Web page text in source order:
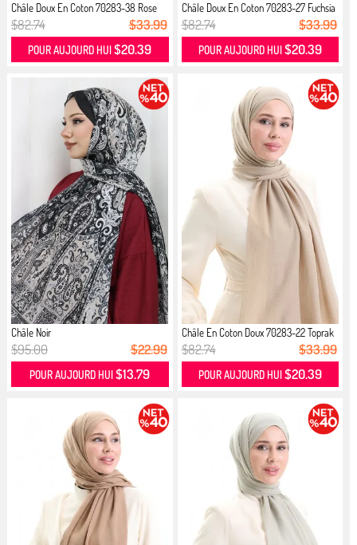
Châle Doux En Coton 70283-38 Rose
P...
$82.74 $33.99
POUR AUJOURD HUI$20.39
Châle Doux En Coton 70283-27 Fuchsia
$82.74 $33.99
POUR AUJOURD HUI $20.39
Châle Noir
$95.00 $22.99
POUR AUJOURD HUI$13.79
Châle En Coton Doux 70283-22 Toprak
$82.74 $33.99
POUR AUJOURD HUI $20.39